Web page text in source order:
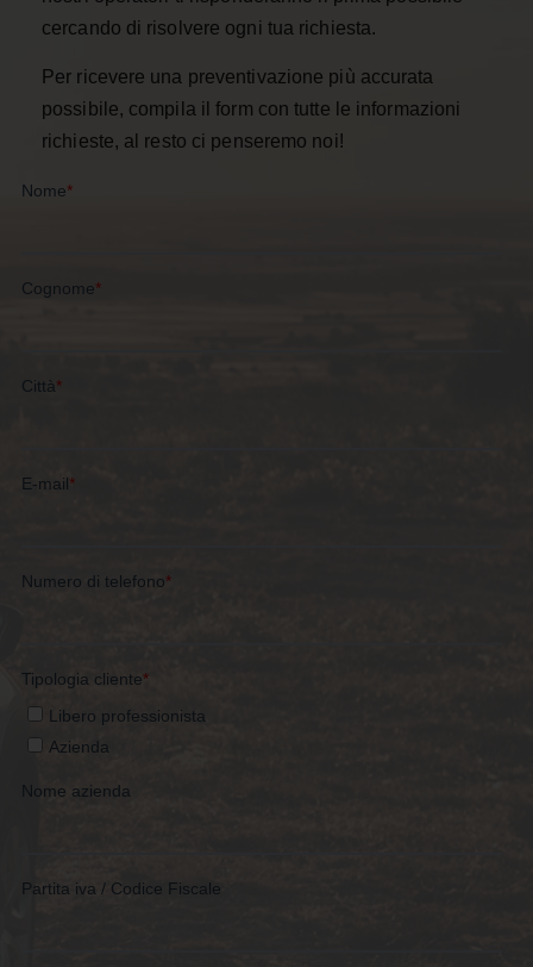
cercando di risolvere ogni tua richiesta.
Per ricevere una preventivazione più accurata
possibile, compila il form con tutte le informazioni
richieste, al resto ci penseremo noi!